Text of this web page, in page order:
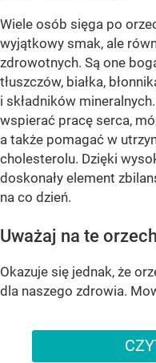
Wiele osób sięga po
wyjątkowy smak, ale
zdrowotnych. Są one
tłuszczów, białka,
i składników
wspierać pracę serca,
a także pomagać w
cholesterolu. Dzięki
doskonały element
na co dzień.
Uważaj na te
Okazuje się jednak, że
dla naszego zdrowia.